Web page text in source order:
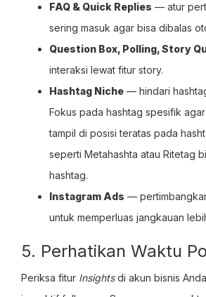
FAQ & Quick Replies — atur
sering masuk agar bisa dibalas
Question Box, Polling, Story
interaksi lewat fitur story.
Hashtag Niche — hindari
Fokus pada hashtag spesifik
tampil di posisi teratas pada
seperti Metahashta atau Ritetag
hashtag.
Instagram Ads —
untuk memperluas jangkauan
5. Perhatikan Waktu
Periksa fitur Insightsdi akun bisnis